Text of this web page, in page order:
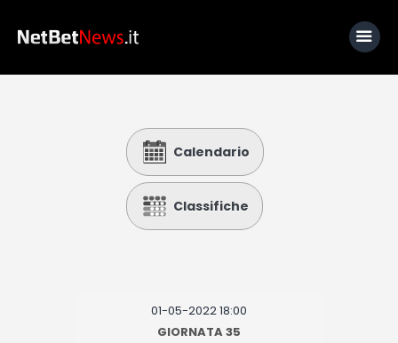
Calcio
Basket
Fantacalcio
Calendario
Classifiche
01-05-2022 18:00
GIORNATA 35